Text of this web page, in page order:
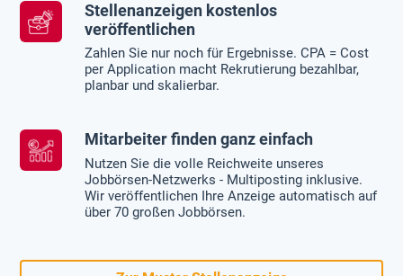
Stellenanzeigen kostenlos
veröffentlichen
Zahlen Sie nur noch für Ergebnisse. CPA = Cost
per Application macht Rekrutierung bezahlbar,
planbar und skalierbar.
Mitarbeiter finden ganz einfach
Nutzen Sie die volle Reichweite unseres
Jobbörsen-Netzwerks - Multiposting inklusive.
Wir veröffentlichen Ihre Anzeige automatisch auf
über 70 großen Jobbörsen.